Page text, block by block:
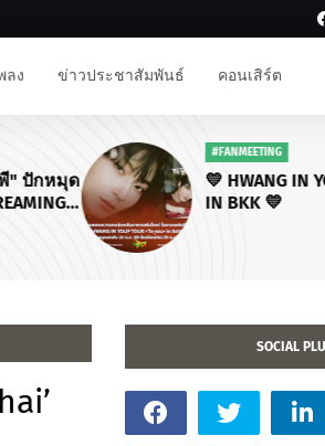
ลง ข่าวประชาสัมพันธ์ คอนเสิร์ต
" ปักหมุด
#FANMEETING
💛 HWANG IN
IN BKK 💛
SOCIAL